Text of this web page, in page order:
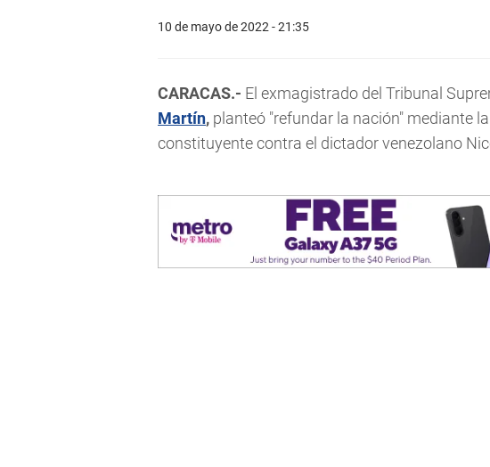
10 de mayo de 2022 - 21:35
CARACAS.- El exmagistrado del Tribunal
Martín, planteó "refundar la nación" mediante
constituyente contra el dictador venezolano